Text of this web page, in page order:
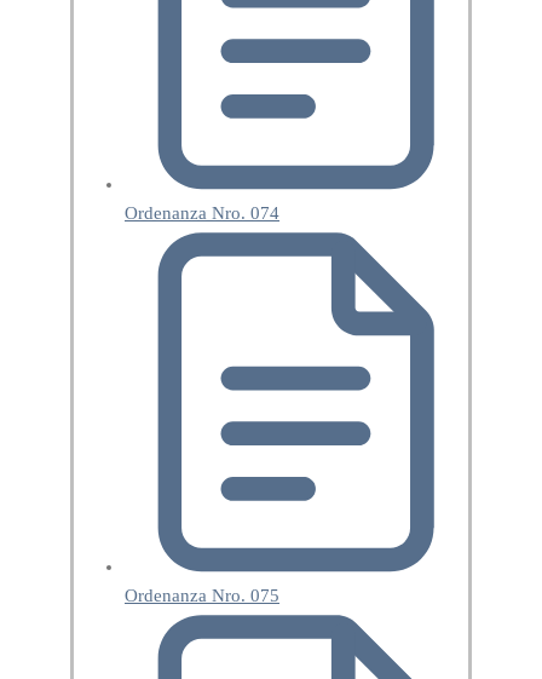
Ordenanza Nro. 074
Ordenanza Nro. 075